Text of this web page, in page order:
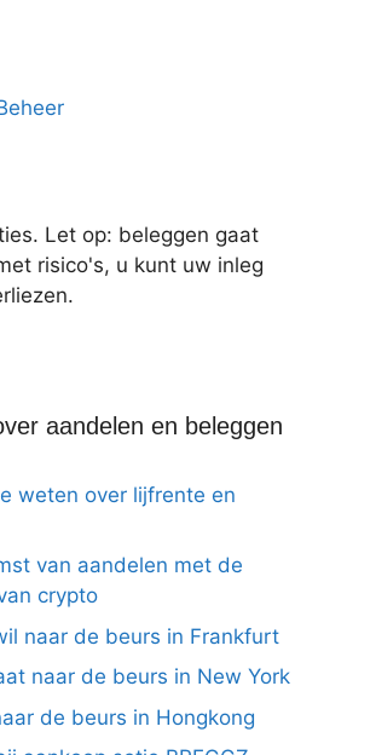
Let op: beleggen gaat
risico's, u kunt uw inleg
aandelen en beleggen
weten over lijfrente en
van aandelen met de
crypto
naar de beurs in Frankfurt
naar de beurs in New York
de beurs in Hongkong